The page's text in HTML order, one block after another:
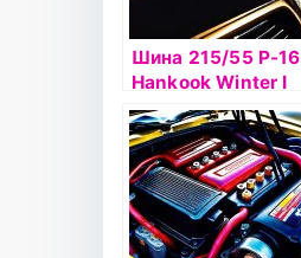
Шина 215/55 Р-16
Hankook Winter I
Pike RS2 W429
97T шип